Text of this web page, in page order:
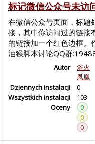
标记微信公众号未访
在微信公众号页面，标题
接，其中你访问过的链接
的链接加一个红色边框
油猴脚本讨论QQ群
Autor
浴火
凤凰
Dziennych instalacji
0
Wszystkich instalacji
103
Oceny
0
0
0